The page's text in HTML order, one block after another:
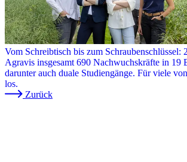
Vom Schreibtisch bis zum Schraubenschlüssel:
Agravis insgesamt 690 Nachwuchskräfte in 19
darunter auch duale Studiengänge. Für viele
los.
Zurück